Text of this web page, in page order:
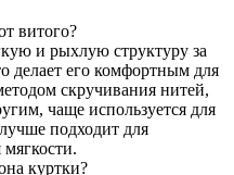
витого?
и рыхлую структуру за
делает его комфортным для
скручивания нитей,
чаще используется для
подходит для
куртки?